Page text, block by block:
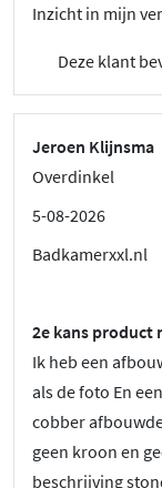
Inzicht in mijn
Deze klant
Jeroen Klijnsma
Overdinkel
5-08-2026
Badkamerxxl.nl
2e kans product
Ik heb een
als de foto En
cobber
geen kroon en
beschrijving